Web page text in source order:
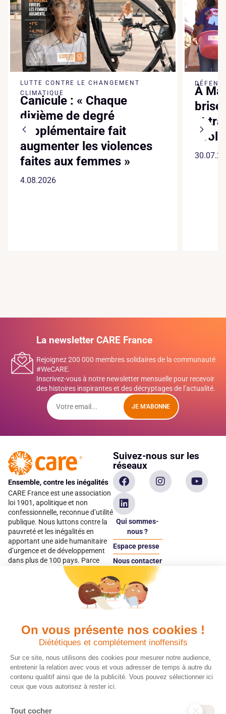
On vous présente nos cookies !
Diététiques et complétement inoffensifs
Sur ce site, nous utilisons des cookies pour mesurer notre audience,
entretenir la relation avec vous et vous adresser de temps à autre du
contenu qualitif ainsi que de la publicité. Vous pouvez sélectionner ici
ceux que vous autorisez à rester ici.
Tout cocher
LUTTE CONTRE LE CHANGEMENT
CLIMATIQUE
Canicule : « Chaque
dixième de degré
supplémentaire fait
augmenter les violences
faites aux femmes »
4.08.2026
À
et
La newsletter CARE France
Rejoignez 200 000 membres solidaires de la communauté
#WeCARE.
Inscrivez-vous à notre newsletter mensuelle pour recevoir
des histoires inspirantes et des décryptages de l’actualité.
JE M'ABONNE
CARE France est une association
loi 1901, apolitique et non
confessionnelle, reconnue d’utilité
publique. Nous luttons contre la
pauvreté et les inégalités en
apportant une aide humanitaire
d’urgence et de développement
dans plus de 100 pays. Parce
qu’elles sont les premières
victimes des inégalités, CARE met
les femmes et les filles au cœur
Suivez-nous sur les
réseaux
Qui sommes-
nous ?
Espace presse
Nous contacter
Espace
donateur
Quels avantages fiscaux ?
Chaque don effectué à une
association reconnue d’utilité
publique comme CARE, est
déductible jusqu’à 75 % de l’impôt
sur le revenu. Modalités de
déduction, déclaration des dons
ce qu’il faut savoir sur la
Donner en confiance
Vos dons sont
déductibles à 75 % de
vos impôts. Depuis
plus de 15 ans, CARE
France est une